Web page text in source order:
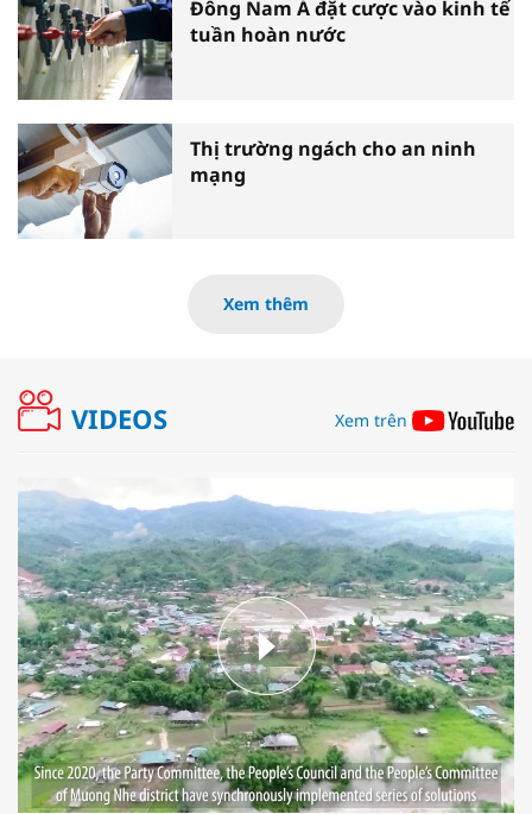
Đông Nam Á đặt cược vào kinh tế
tuần hoàn nước
Thị trường ngách cho an ninh
mạng
Xem thêm
VIDEOS Xem trên